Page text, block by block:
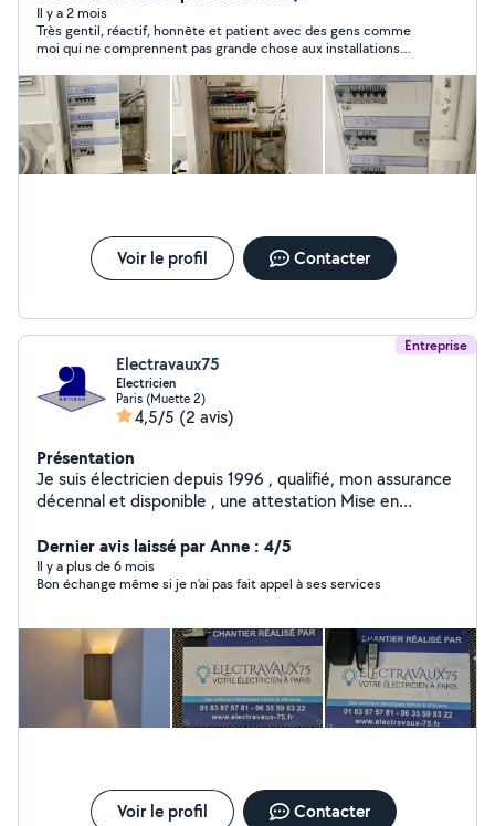
commune immeuble et dépanneur . Remplacement des
tableaux électriques.Mise au norme installation .Pour les
demandes qui ne sont pas dans mon périmètre de 6km
appeler moi , je n'arrive pas à répondre sur l appli .A très
bientôt .
Il y a 2 mois
Très gentil, réactif, honnête et patient avec des gens comme
moi qui ne comprennent pas grande chose aux installations
Voir le profil Contacter
Entreprise
Electravaux75
Electricien
Paris (Muette 2)
4,5/5 (2 avis)
Présentation
Je suis électricien depuis 1996 , qualifié, mon assurance
décennal et disponible , une attestation Mise en
par le Consuel, et ma été délivré,également une
attestation sur les capacités énergétique et acuise .
Mon suivi après chantier et requis. Des devis gratuit et
Dernier avis laissé par Anne : 4/5
Il y a plus de 6 mois
Bon échange même si je n'ai pas fait appel à ses services
Voir le profil Contacter